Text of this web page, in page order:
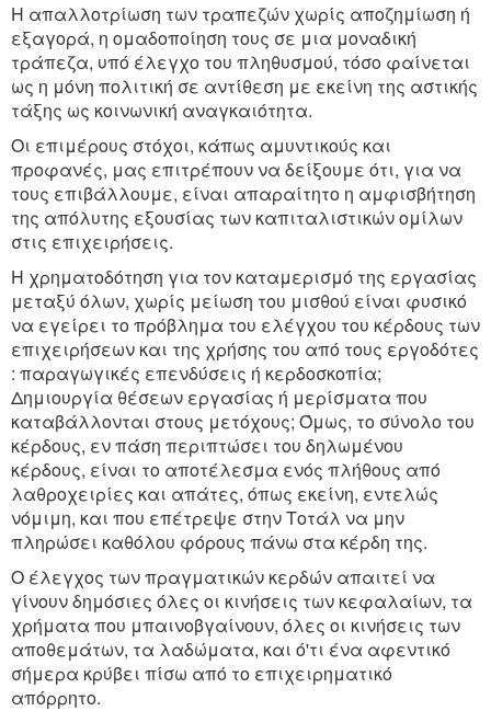
Η απαλλοτρίωση των τραπεζών χωρίς αποζημίωση ή
εξαγορά, η ομαδοποίηση τους σε μια μοναδική
τράπεζα, υπό έλεγχο του πληθυσμού, τόσο φαίνεται
ως η μόνη πολιτική σε αντίθεση με εκείνη της αστικής
τάξης ως κοινωνική αναγκαιότητα.
Οι επιμέρους στόχοι, κάπως αμυντικούς και
προφανές, μας επιτρέπουν να δείξουμε ότι, για να
τους επιβάλλουμε, είναι απαραίτητο η αμφισβήτηση
της απόλυτης εξουσίας των καπιταλιστικών ομίλων
στις επιχειρήσεις.
H χρηματοδότηση για τον καταμερισμό της εργασίας
μεταξύ όλων, χωρίς μείωση του μισθού είναι φυσικό
να εγείρει το πρόβλημα του ελέγχου του κέρδους των
επιχειρήσεων και της χρήσης του από τους εργοδότες
: παραγωγικές επενδύσεις ή κερδοσκοπία;
Δημιουργία θέσεων εργασίας ή μερίσματα που
καταβάλλονται στους μετόχους; Όμως, το σύνολο του
κέρδους, εν πάση περιπτώσει του δηλωμένου
κέρδους, είναι το αποτέλεσμα ενός πλήθους από
λαθροχειρίες και απάτες, όπως εκείνη, εντελώς
νόμιμη, και που επέτρεψε στην Τοτάλ να μην
πληρώσει καθόλου φόρους πάνω στα κέρδη της.
Ο έλεγχος των πραγματικών κερδών απαιτεί να
γίνουν δημόσιες όλες οι κινήσεις των κεφαλαίων, τα
χρήματα που μπαινοβγαίνουν, όλες οι κινήσεις των
αποθεμάτων, τα λαδώματα, και ό'τι ένα αφεντικό
σήμερα κρύβει πίσω από το επιχειρηματικό
απόρρητο.